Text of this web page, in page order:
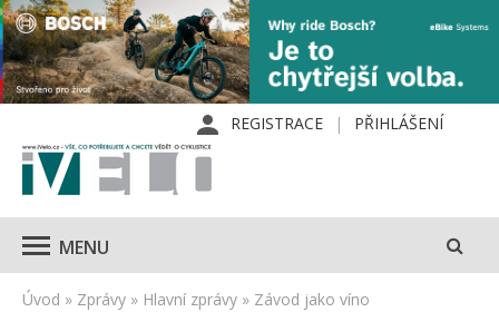
REGISTRACE PŘIHLÁŠENÍ
MENU
Úvod » Zprávy » Hlavní zprávy » Závod jako víno